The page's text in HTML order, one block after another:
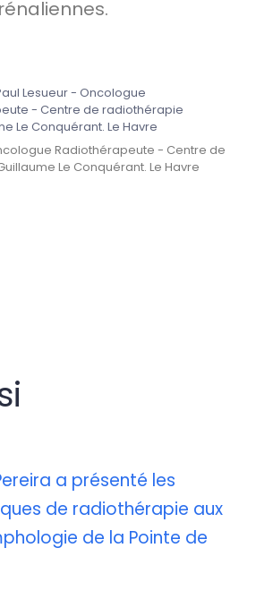
Radiothérapeute - Centre de
Le Conquérant. Le Havre